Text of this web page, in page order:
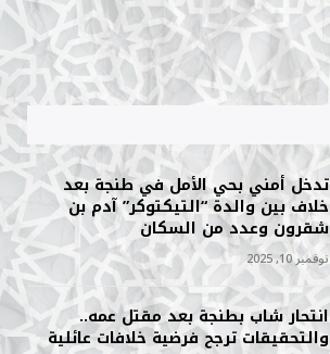
تدخل أمني بحي الأمل في طنجة بعد
خلاف بين والدة “التيكتوكر” آدم بن
شقرون وعدد من السكان
نوفمبر 10, 2025
انتحار شاب بطنجة بعد مقتل عمه..
والتحقيقات ترجح فرضية خلافات عائلية